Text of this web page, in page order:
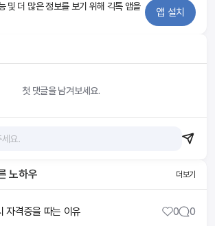
및 더 많은 정보를 보기 위해 긱톡 앱을
앱 설치
첫 댓글을 남겨보세요.
노하우 더보기
자격증을 따는 이유 0 0